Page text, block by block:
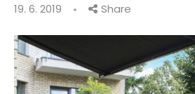
19. 6. 2019 Share